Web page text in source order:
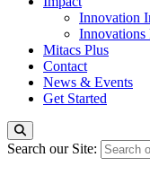
Innovation
Innovations
Mitacs Plus
Contact
News & Events
Get Started
Search our Site: